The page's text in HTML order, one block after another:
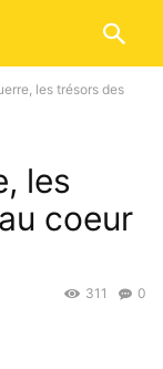
les trésors des
les
coeur
0
311